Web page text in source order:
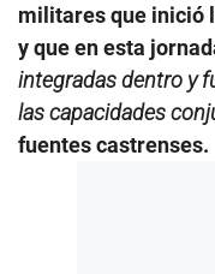
militares que inició
y que en esta
integradas dentro y
las capacidades
fuentes castrenses.